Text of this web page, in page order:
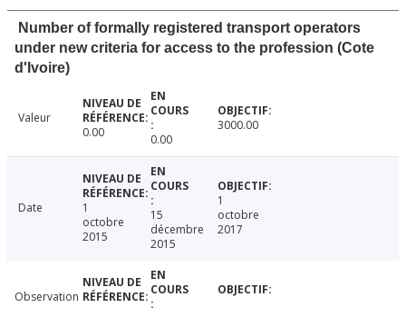
Number of formally registered transport operators
under new criteria for access to the profession (Cote
d'Ivoire)
Valeur
0.00
0.00
3000.00
Date
1
octobre
2015
15
décembre
2015
1
octobre
2017
Observation